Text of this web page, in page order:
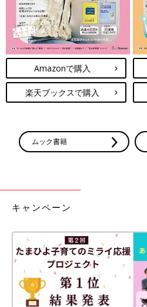
Amazonで購入
楽天ブックスで購入
ムック書籍
キャンペーン